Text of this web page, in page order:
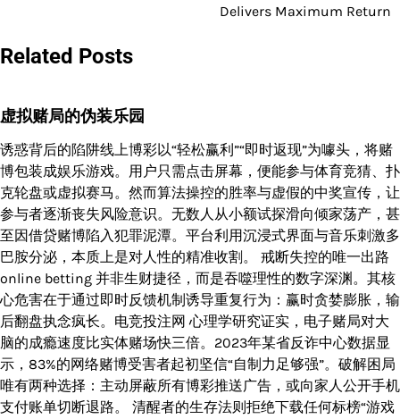
navigation
Delivers Maximum Return
Related Posts
虚拟赌局的伪装乐园
诱惑背后的陷阱线上博彩以“轻松赢利”“即时返现”为噱头，将赌
博包装成娱乐游戏。用户只需点击屏幕，便能参与体育竞猜、扑
克轮盘或虚拟赛马。然而算法操控的胜率与虚假的中奖宣传，让
参与者逐渐丧失风险意识。无数人从小额试探滑向倾家荡产，甚
至因借贷赌博陷入犯罪泥潭。平台利用沉浸式界面与音乐刺激多
巴胺分泌，本质上是对人性的精准收割。 戒断失控的唯一出路
online betting 并非生财捷径，而是吞噬理性的数字深渊。其核
心危害在于通过即时反馈机制诱导重复行为：赢时贪婪膨胀，输
后翻盘执念疯长。电竞投注网 心理学研究证实，电子赌局对大
脑的成瘾速度比实体赌场快三倍。2023年某省反诈中心数据显
示，83%的网络赌博受害者起初坚信“自制力足够强”。破解困局
唯有两种选择：主动屏蔽所有博彩推送广告，或向家人公开手机
支付账单切断退路。 清醒者的生存法则拒绝下载任何标榜“游戏